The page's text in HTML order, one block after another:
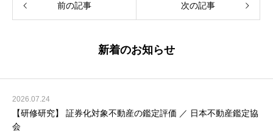
前の記事 次の記事
新着のお知らせ
2026.07.24
【研修研究】 証券化対象不動産の鑑定評価 ／ 日本不動産鑑定協
会